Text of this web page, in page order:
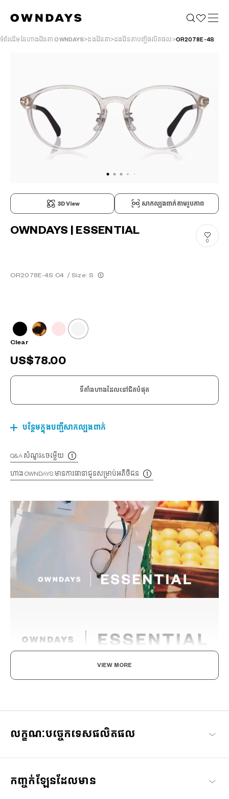
ទំព័រដើមនៃហាងវ៉ែនតា OWNDAYS ដងវ៉ែនតា ដងវ៉ែនតាបញ្ជីផលិតផល OR2078E-4S
3D View សាកល្បងពាក់តាមរូបភាព
OWNDAYS | ESSENTIAL
OR2078E-4S C4 / Size: S
0
Clear
US$78.00
ទីតាំងហាងដែលនៅជិតបំផុត
បន្ថែមក្នុងបញ្ជីសាកល្បងពាក់
Q&A សំណួរ&ចម្លើយ
ហាង OWNDAYS មានការធានាជូនសម្រាប់អតិថិជន
សូមរីករាយជាមួយវ៉ែនតារបស់អ្នក។ ជីវិតប្រចាំថ្ងៃថ្មី។
OWNDAYS | ESSENTIAL
VIEW MORE
លក្ខណៈបច្ចេកទេសផលិតផល
កញ្ចក់ឡែនដែលមាន